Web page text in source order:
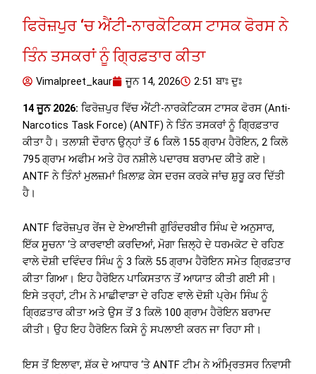
ਫਿਰੋਜ਼ਪੁਰ ‘ਚ ਐਂਟੀ-ਨਾਰਕੋਟਿਕਸ ਟਾਸਕ ਫੋਰਸ ਨੇ
ਤਿੰਨ ਤਸਕਰਾਂ ਨੂੰ ਗ੍ਰਿਫ਼ਤਾਰ ਕੀਤਾ
Vimalpreet_kaur ਜੂਨ 14, 2026 2:51 ਬਾਃ ਦੁਃ
14 ਜੂਨ 2026: ਫਿਰੋਜ਼ਪੁਰ ਵਿੱਚ ਐਂਟੀ-ਨਾਰਕੋਟਿਕਸ ਟਾਸਕ ਫੋਰਸ (Anti-
Narcotics Task Force) (ANTF) ਨੇ ਤਿੰਨ ਤਸਕਰਾਂ ਨੂੰ ਗ੍ਰਿਫ਼ਤਾਰ
ਕੀਤਾ ਹੈ। ਤਲਾਸ਼ੀ ਦੌਰਾਨ ਉਨ੍ਹਾਂ ਤੋਂ 6 ਕਿਲੋ 155 ਗ੍ਰਾਮ ਹੈਰੋਇਨ, 2 ਕਿਲੋ
795 ਗ੍ਰਾਮ ਅਫੀਮ ਅਤੇ ਹੋਰ ਨਸ਼ੀਲੇ ਪਦਾਰਥ ਬਰਾਮਦ ਕੀਤੇ ਗਏ।
ANTF ਨੇ ਤਿੰਨਾਂ ਮੁਲਜ਼ਮਾਂ ਖ਼ਿਲਾਫ਼ ਕੇਸ ਦਰਜ ਕਰਕੇ ਜਾਂਚ ਸ਼ੁਰੂ ਕਰ ਦਿੱਤੀ
ਹੈ।
ANTF ਫਿਰੋਜ਼ਪੁਰ ਰੇਂਜ ਦੇ ਏਆਈਜੀ ਗੁਰਿੰਦਰਬੀਰ ਸਿੰਘ ਦੇ ਅਨੁਸਾਰ,
ਇੱਕ ਸੂਚਨਾ ‘ਤੇ ਕਾਰਵਾਈ ਕਰਦਿਆਂ, ਮੋਗਾ ਜ਼ਿਲ੍ਹੇ ਦੇ ਧਰਮਕੋਟ ਦੇ ਰਹਿਣ
ਵਾਲੇ ਦੋਸ਼ੀ ਦਵਿੰਦਰ ਸਿੰਘ ਨੂੰ 3 ਕਿਲੋ 55 ਗ੍ਰਾਮ ਹੈਰੋਇਨ ਸਮੇਤ ਗ੍ਰਿਫ਼ਤਾਰ
ਕੀਤਾ ਗਿਆ। ਇਹ ਹੈਰੋਇਨ ਪਾਕਿਸਤਾਨ ਤੋਂ ਆਯਾਤ ਕੀਤੀ ਗਈ ਸੀ।
ਇਸੇ ਤਰ੍ਹਾਂ, ਟੀਮ ਨੇ ਮਾਛੀਵਾੜਾ ਦੇ ਰਹਿਣ ਵਾਲੇ ਦੋਸ਼ੀ ਪ੍ਰੇਮ ਸਿੰਘ ਨੂੰ
ਗ੍ਰਿਫ਼ਤਾਰ ਕੀਤਾ ਅਤੇ ਉਸ ਤੋਂ 3 ਕਿਲੋ 100 ਗ੍ਰਾਮ ਹੈਰੋਇਨ ਬਰਾਮਦ
ਕੀਤੀ। ਉਹ ਇਹ ਹੈਰੋਇਨ ਕਿਸੇ ਨੂੰ ਸਪਲਾਈ ਕਰਨ ਜਾ ਰਿਹਾ ਸੀ।
ਇਸ ਤੋਂ ਇਲਾਵਾ, ਸ਼ੱਕ ਦੇ ਆਧਾਰ ‘ਤੇ ANTF ਟੀਮ ਨੇ ਅੰਮ੍ਰਿਤਸਰ ਨਿਵਾਸੀ